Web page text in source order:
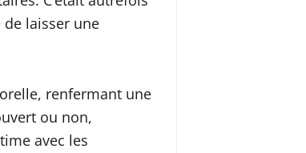
de laisser une
renfermant une
ou non,
avec les